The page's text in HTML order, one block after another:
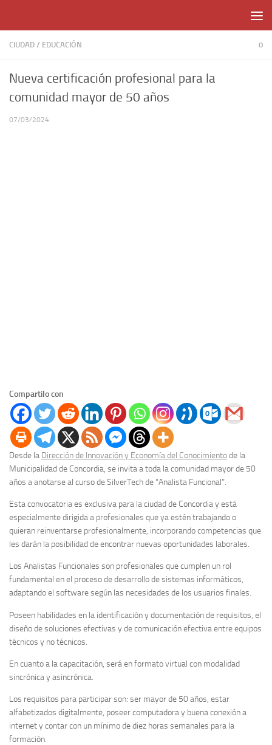
CIUDAD / EDUCACIÓN 0
Nueva certificación profesional para la
comunidad mayor de 50 años
07/03/2024
Compartilo con
Desde la Dirección de Innovación y Economía del Conocimientode la
Municipalidad de Concordia, se invita a toda la comunidad mayor de 50
años a anotarse al curso de SilverTech de “Analista Funcional”.
Esta convocatoria es exclusiva para la ciudad de Concordia y está
especialmente dirigida a profesionales que ya estén trabajando o
quieran reinventarse profesionalmente, incorporando competencias que
les darán la posibilidad de encontrar nuevas oportunidades laborales.
Los Analistas Funcionales son profesionales que cumplen un rol
fundamental en el proceso de desarrollo de sistemas informáticos,
adaptando el software según las necesidades de los usuarios finales.
Poseen habilidades en la identificación y documentación de requisitos, el
diseño de soluciones efectivas y de comunicación efectiva entre equipos
técnicos y no técnicos.
En cuanto a la capacitación, será en formato virtual con modalidad
sincrónica y asincrónica.
Los requisitos para participar son: ser mayor de 50 años, estar
alfabetizados digitalmente, poseer computadora y buena conexión a
internet y contar con un mínimo de diez horas semanales para la
formación.